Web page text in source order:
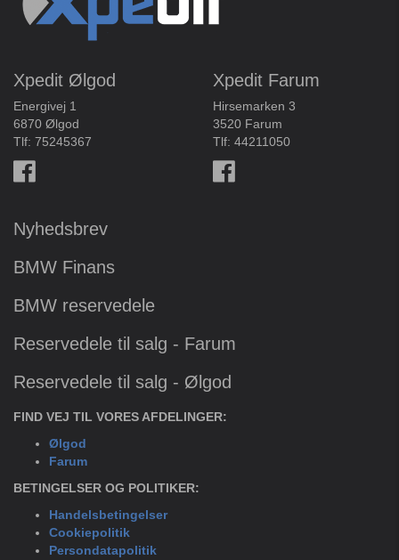
Xpedit Ølgod
Energivej 1
6870 Ølgod
Tlf: 75245367
Xpedit Farum
Hirsemarken 3
3520 Farum
Tlf: 44211050
Nyhedsbrev
BMW Finans
BMW reservedele
Reservedele til salg - Farum
Reservedele til salg - Ølgod
FIND VEJ TIL VORES AFDELINGER:
Ølgod
Farum
BETINGELSER OG POLITIKER:
Handelsbetingelser
Cookiepolitik
Persondatapolitik